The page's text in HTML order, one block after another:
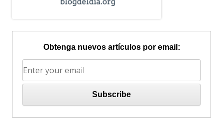
Obtenga nuevos artículos por email: